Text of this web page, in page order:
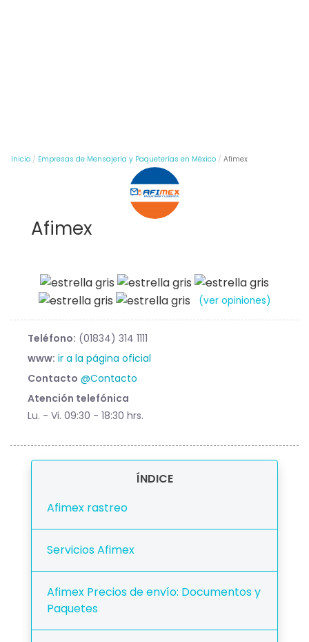
Inicio Empresas de Mensajería y Paqueterías en México Afimex
Afimex
(ver opiniones)
Teléfono: (01834) 314 1111
www: ir a la página oficial
Contacto @Contacto
Atención telefónica
Lu. - Vi. 09:30 - 18:30 hrs.
ÍNDICE
Afimex rastreo
Servicios Afimex
Afimex Precios de envío: Documentos y
Paquetes